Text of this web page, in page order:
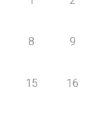
8 9
15 16